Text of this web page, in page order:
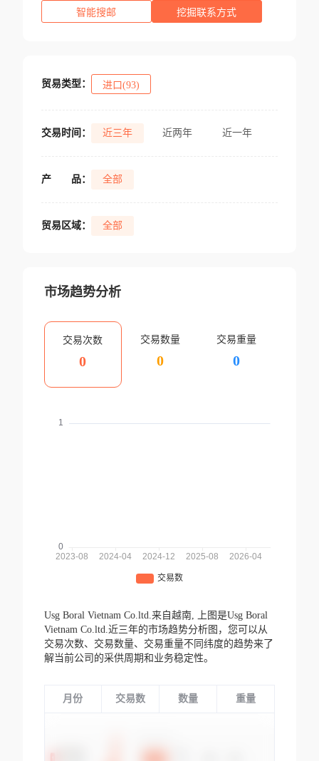
智能搜邮 挖掘联系方式
贸易类型： 进口(93)
交易时间： 近三年 近两年 近一年
产 品： 全部
贸易区域： 全部
市场趋势分析
交易次数
0
交易数量
0
交易重量
0
Usg Boral Vietnam Co.ltd.来自越南,
上图是Usg Boral
Vietnam Co.ltd.近三年的市场趋势分析图，您可以从
交易次数、交易数量、交易重量不同纬度的趋势来了
解当前公司的采供周期和业务稳定性。
月份 交易数 数量 重量